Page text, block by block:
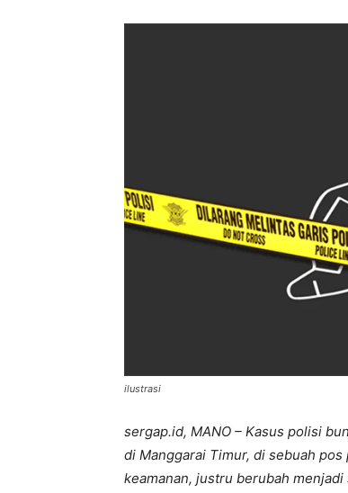
ilustrasi
sergap.id, MANO – Kasus polisi
di Manggarai Timur, di sebuah
keamanan, justru berubah